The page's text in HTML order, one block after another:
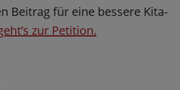
Beitrag für eine bessere Kita-
zur Petition.